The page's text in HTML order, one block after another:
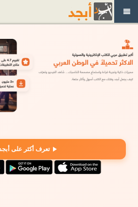
تعرف أكثر على